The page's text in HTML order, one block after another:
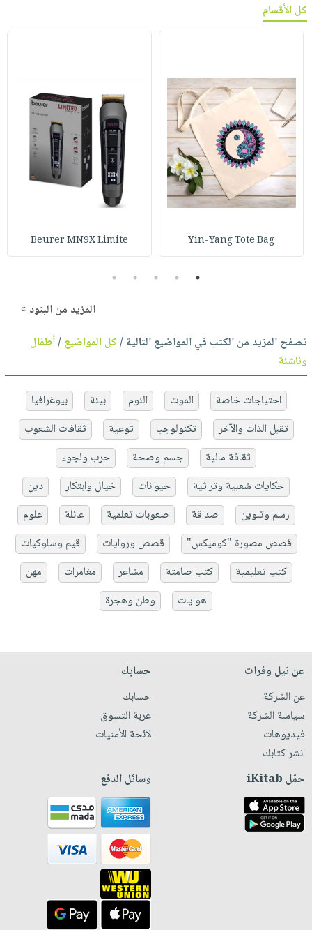
كل الأقسام
Yin-Yang Tote Bag
Beurer MN9X Limite
1
2
3
4
5
المزيد من البنود »
تصفح المزيد من الكتب في المواضيع التالية /كل المواضيع/أطفال
وناشئة
احتياجات خاصة الموت النوم بيئة
بيوغرافيا
تقبل الذات والآخر
تكنولوجيا توعية
ثقافات الشعوب
ثقافة مالية
جسم وصحة
حرب ولجوء
حكايات شعبية وتراثية
حيوانات خيال وابتكار
دين
رسم وتلوين
صداقة صعوبات تعلمية عائلة
علوم
قصص مصورة "كوميكس"
قصص وروايات
قيم وسلوكيات
كتب تعليمية
كتب صامتة مشاعر مغامرات
مهن
هوايات
وطن وهجرة
عن نيل وفرات
عن الشركة
سياسة الشركة
فيديوهات
انشر كتابك
حسابك
حسابك
عربة التسوق
لائحة الأمنيات
حمّل iKitab وسائل الدفع